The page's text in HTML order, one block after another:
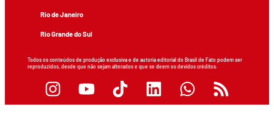
Rio de Janeiro
Rio Grande do Sul
Todos os conteúdos de produção exclusiva e de autoria editorial do Brasil de Fato podem ser
reproduzidos, desde que não sejam alterados e que se deem os devidos créditos.